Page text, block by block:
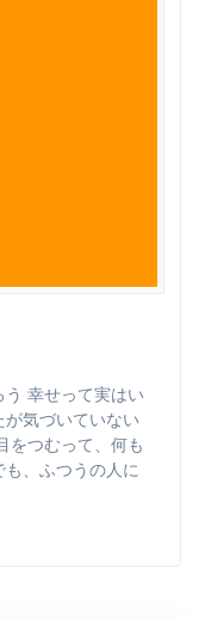
幸せって実はい
気づいていない
をつむって、何も
、ふつうの人に